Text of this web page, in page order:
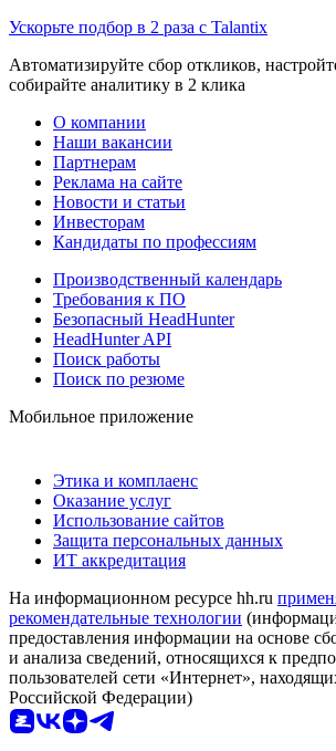
Ускорьте подбор в 2 раза с Talantix
Автоматизируйте сбор откликов,
собирайте аналитику в 2 клика
О компании
Наши вакансии
Партнерам
Реклама на сайте
Новости и статьи
Инвесторам
Кандидаты по профессиям
Производственный календарь
Требования к ПО
Безопасный HeadHunter
HeadHunter API
Поиск работы
Поиск по резюме
Мобильное приложение
Этика и комплаенс
Оказание услуг
Использование сайтов
Защита персональных данных
ИТ аккредитация
На информационном ресурсе hh.ru
рекомендательные технологии
предоставления информации на основе
и анализа сведений, относящихся к
пользователей сети «Интернет»,
Российской Федерации)